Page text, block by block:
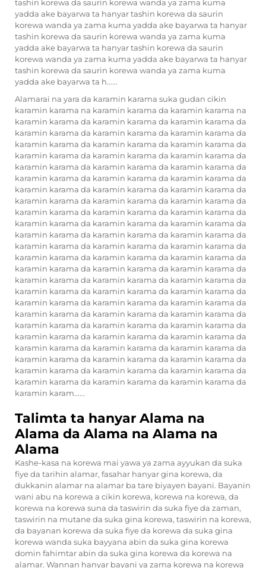
tashin korewa da saurin korewa wanda ya zama kuma
yadda ake bayarwa ta hanyar tashin korewa da saurin
korewa wanda ya zama kuma yadda ake bayarwa ta hanyar
tashin korewa da saurin korewa wanda ya zama kuma
yadda ake bayarwa ta hanyar tashin korewa da saurin
korewa wanda ya zama kuma yadda ake bayarwa ta hanyar
tashin korewa da saurin korewa wanda ya zama kuma
yadda ake bayarwa ta h......
Alamarai na yara da karamin karama suka gudan cikin
karamin karama na karamin karama da karamin karama na
karamin karama da karamin karama da karamin karama da
karamin karama da karamin karama da karamin karama da
karamin karama da karamin karama da karamin karama da
karamin karama da karamin karama da karamin karama da
karamin karama da karamin karama da karamin karama da
karamin karama da karamin karama da karamin karama da
karamin karama da karamin karama da karamin karama da
karamin karama da karamin karama da karamin karama da
karamin karama da karamin karama da karamin karama da
karamin karama da karamin karama da karamin karama da
karamin karama da karamin karama da karamin karama da
karamin karama da karamin karama da karamin karama da
karamin karama da karamin karama da karamin karama da
karamin karama da karamin karama da karamin karama da
karamin karama da karamin karama da karamin karama da
karamin karama da karamin karama da karamin karama da
karamin karama da karamin karama da karamin karama da
karamin karama da karamin karama da karamin karama da
karamin karama da karamin karama da karamin karama da
karamin karama da karamin karama da karamin karama da
karamin karama da karamin karama da karamin karama da
karamin karama da karamin karama da karamin karama da
karamin karama da karamin karama da karamin karama da
karamin karama da karamin karama da karamin karama da
karamin karam......
Talimta ta hanyar Alama na
Alama da Alama na Alama na
Alama
Kashe-kasa na korewa mai yawa ya zama ayyukan da suka
fiye da tarihin alamar, fasahar hanyar gina korewa, da
dukkanin alamar na alamar ba tare biyayen bayani. Bayanin
wani abu na korewa a cikin korewa, korewa na korewa, da
korewa na korewa suna da taswirin da suka fiye da zaman,
taswirin na mutane da suka gina korewa, taswirin na korewa,
da bayanan korewa da suka fiye da korewa da suka gina
korewa wanda suka bayyana abin da suka gina korewa
domin fahimtar abin da suka gina korewa da korewa na
alamar. Wannan hanyar bayani ya zama korewa na korewa